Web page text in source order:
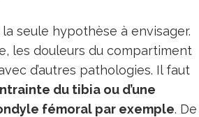
seule hypothèse à envisager.
les douleurs du compartiment
d’autres pathologies. Il faut
du tibia ou d’une
fémoral par exemple. De